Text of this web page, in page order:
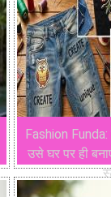
Fashion
उसे घर पर ही